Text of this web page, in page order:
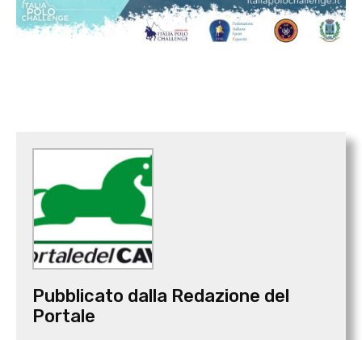
Pubblicato dalla Redazione del
Portale